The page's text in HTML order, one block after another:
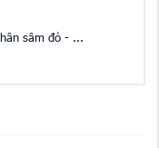
sâm đỏ - ...